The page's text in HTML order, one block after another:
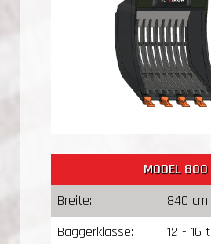
MODEL 800
Breite:
840 cm
Baggerklasse:
12 - 16 t